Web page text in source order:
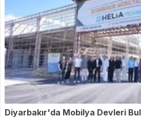
Diyarbakır'da Mobilya Devleri